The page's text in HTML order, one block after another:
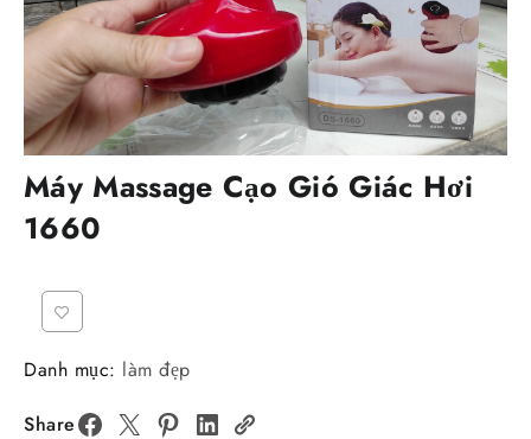
Máy Massage Cạo Gió Giác Hơi
1660
Danh mục: làm đẹp
Share